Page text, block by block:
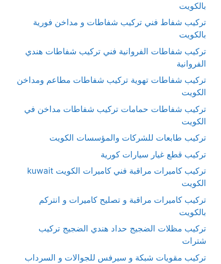
بالكويت
تركيب شفاط فني تركيب شفاطات و مداخن فورية
بالكويت
تركيب شفاطات الفروانية فني تركيب شفاطات هندي
الفروانية
تركيب شفاطات تهوية تركيب شفاطات مطاعم ومداخن
الكويت
تركيب شفاطات حمامات تركيب شفاطات مداخن في
الكويت
تركيب طابعات للشركات والمؤسسات الكويت
تركيب قطع غيار سيارات كورية
تركيب كاميرات مراقبة فني كاميرات الكويت kuwait
الكويت
تركيب كاميرات مراقبة و تصليح كاميرات و انتركم
بالكويت
تركيب مظلات الضجيج حداد هندي الضجيج تركيب
شترات
تركيب مقويات شبكة و سيرفس للجوالات و السرداب